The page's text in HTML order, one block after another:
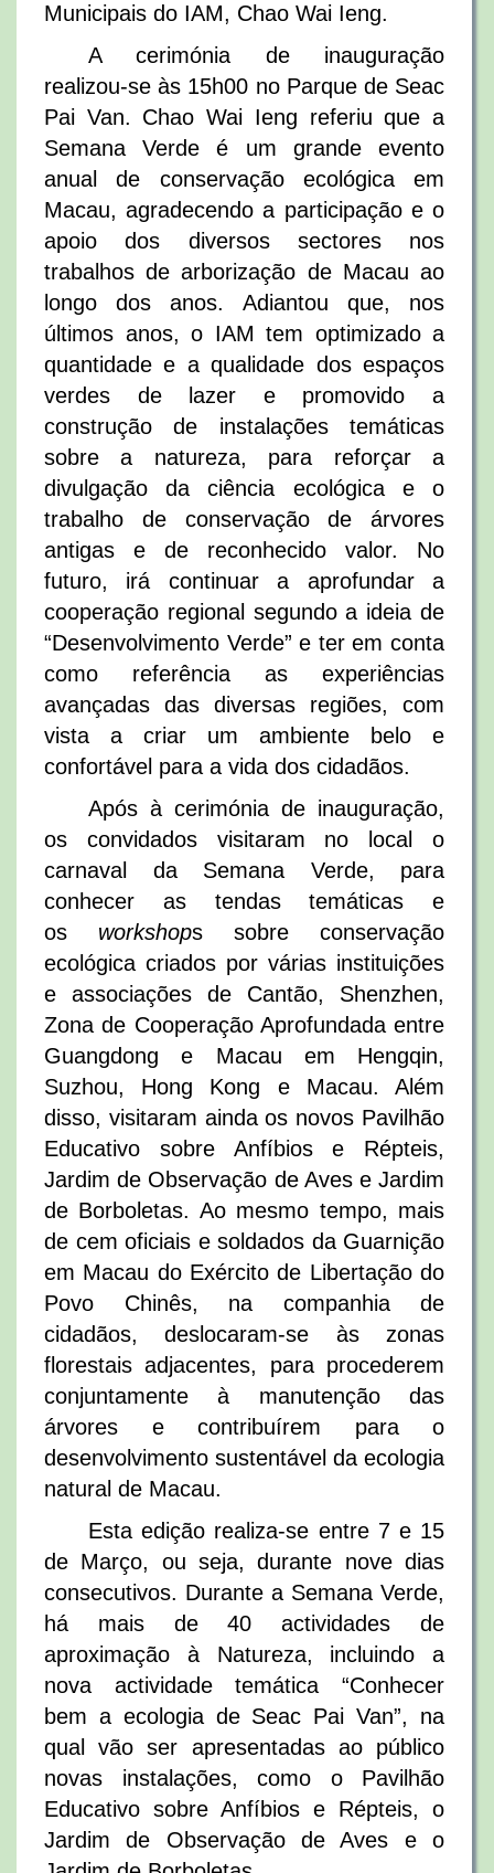
Municipais do IAM, Chao Wai Ieng.
A cerimónia de inauguração
realizou-se às 15h00 no Parque de Seac
Pai Van. Chao Wai Ieng referiu que a
Semana Verde é um grande evento
anual de conservação ecológica em
Macau, agradecendo a participação e o
apoio dos diversos sectores nos
trabalhos de arborização de Macau ao
longo dos anos. Adiantou que, nos
últimos anos, o IAM tem optimizado a
quantidade e a qualidade dos espaços
verdes de lazer e promovido a
construção de instalações temáticas
sobre a natureza, para reforçar a
divulgação da ciência ecológica e o
trabalho de conservação de árvores
antigas e de reconhecido valor. No
futuro, irá continuar a aprofundar a
cooperação regional segundo a ideia de
“Desenvolvimento Verde” e ter em conta
como referência as experiências
avançadas das diversas regiões, com
vista a criar um ambiente belo e
confortável para a vida dos cidadãos.
Após à cerimónia de inauguração,
os convidados visitaram no local o
carnaval da Semana Verde, para
conhecer as tendas temáticas e
os workshops sobre conservação
ecológica criados por várias instituições
e associações de Cantão, Shenzhen,
Zona de Cooperação Aprofundada entre
Guangdong e Macau em Hengqin,
Suzhou, Hong Kong e Macau. Além
disso, visitaram ainda os novos Pavilhão
Educativo sobre Anfíbios e Répteis,
Jardim de Observação de Aves e Jardim
de Borboletas. Ao mesmo tempo, mais
de cem oficiais e soldados da Guarnição
em Macau do Exército de Libertação do
Povo Chinês, na companhia de
cidadãos, deslocaram-se às zonas
florestais adjacentes, para procederem
conjuntamente à manutenção das
árvores e contribuírem para o
desenvolvimento sustentável da ecologia
natural de Macau.
Esta edição realiza-se entre 7 e 15
de Março, ou seja, durante nove dias
consecutivos. Durante a Semana Verde,
há mais de 40 actividades de
aproximação à Natureza, incluindo a
nova actividade temática “Conhecer
bem a ecologia de Seac Pai Van”, na
qual vão ser apresentadas ao público
novas instalações, como o Pavilhão
Educativo sobre Anfíbios e Répteis, o
Jardim de Observação de Aves e o